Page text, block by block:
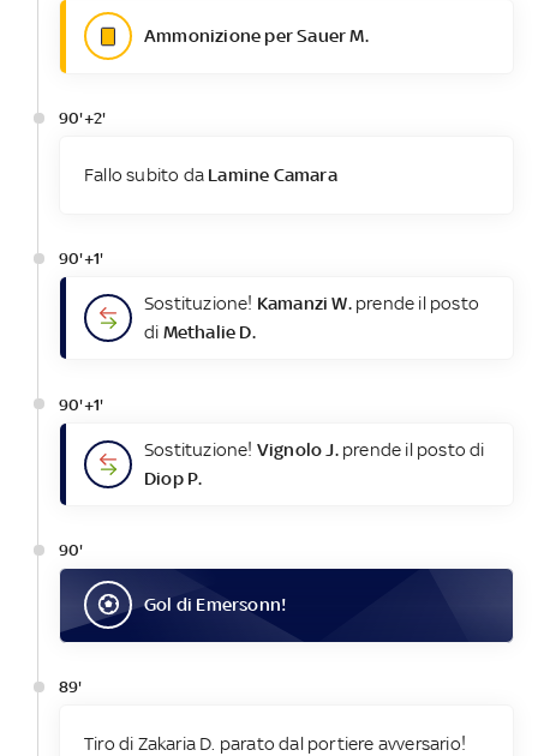
Ammonizione per Sauer M.
90'+2'
Fallo subito da Lamine Camara
90'+1'
Sostituzione! Kamanzi W.prende il posto
di Methalie D.
90'+1'
Sostituzione! Vignolo J.prende il posto di
Diop P.
90'
Gol di Emersonn!
89'
Tiro di Zakaria D. parato dal portiere avversario!